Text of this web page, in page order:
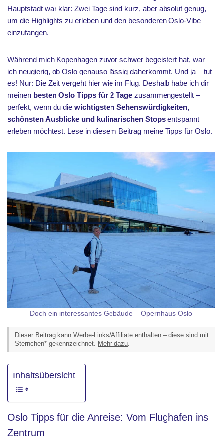
Hauptstadt war klar: Zwei Tage sind kurz, aber absolut genug,
um die Highlights zu erleben und den besonderen Oslo-Vibe
einzufangen.
Während mich Kopenhagen zuvor schwer begeistert hat, war
ich neugierig, ob Oslo genauso lässig daherkommt. Und ja – tut
es! Nur: Die Zeit vergeht hier wie im Flug. Deshalb habe ich dir
meinen besten Oslo Tipps für 2 Tage zusammengestellt –
perfekt, wenn du die wichtigsten Sehenswürdigkeiten,
schönsten Ausblicke und kulinarischen Stops entspannt
erleben möchtest. Lese in diesem Beitrag meine Tipps für Oslo.
Doch ein interessantes Gebäude – Opernhaus Oslo
Dieser Beitrag kann Werbe-Links/Affiliate enthalten – diese sind mit
Sternchen* gekennzeichnet. Mehr dazu.
Inhaltsübersicht
Oslo Tipps für die Anreise: Vom Flughafen ins
Zentrum